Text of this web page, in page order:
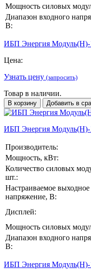
Мощность силовых
Диапазон входного
В:
ИБП Энергия Модуль(H)-
Цена:
Узнать цену (запросить)
Товар в наличии.
В корзину Добавить в
ИБП Энергия Модуль(H)-
Производитель:
Мощность, кВт:
Количество силовых
шт.:
Настраиваемое выходное
напряжение, В:
Дисплей:
Мощность силовых
Диапазон входного
В:
ИБП Энергия Модуль(H)-